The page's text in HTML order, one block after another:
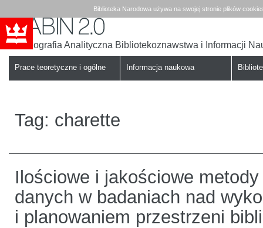
Biblioteka Narodowa używa na swojej stronie plików
Babin
Bibliografia Analityczna Bibliotekoznawstwa i Informacji
Prace teoretyczne i ogólne Informacja naukowa
Tag: charette
Ilościowe i jakościowe
danych w badaniach nad
i planowaniem przestrzeni